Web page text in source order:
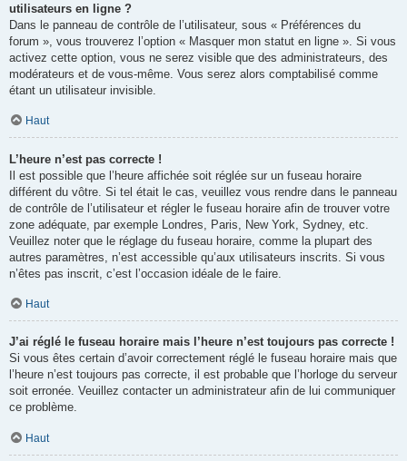
utilisateurs en ligne ?
Dans le panneau de contrôle de l’utilisateur, sous « Préférences du
forum », vous trouverez l’option « Masquer mon statut en ligne ». Si vous
activez cette option, vous ne serez visible que des administrateurs, des
modérateurs et de vous-même. Vous serez alors comptabilisé comme
étant un utilisateur invisible.
Haut
L’heure n’est pas correcte !
Il est possible que l’heure affichée soit réglée sur un fuseau horaire
différent du vôtre. Si tel était le cas, veuillez vous rendre dans le panneau
de contrôle de l’utilisateur et régler le fuseau horaire afin de trouver votre
zone adéquate, par exemple Londres, Paris, New York, Sydney, etc.
Veuillez noter que le réglage du fuseau horaire, comme la plupart des
autres paramètres, n’est accessible qu’aux utilisateurs inscrits. Si vous
n’êtes pas inscrit, c’est l’occasion idéale de le faire.
Haut
J’ai réglé le fuseau horaire mais l’heure n’est toujours pas correcte !
Si vous êtes certain d’avoir correctement réglé le fuseau horaire mais que
l’heure n’est toujours pas correcte, il est probable que l’horloge du serveur
soit erronée. Veuillez contacter un administrateur afin de lui communiquer
ce problème.
Haut